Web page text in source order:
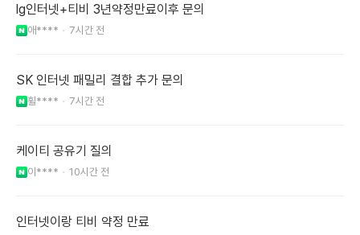
lg인터넷+티비 3년약정만료이후 문의
애**** 7시간 전
SK 인터넷 패밀리 결합 추가 문의
휠**** 7시간 전
케이티 공유기 질의
이**** 10시간 전
인터넷이랑 티비 약정 만료